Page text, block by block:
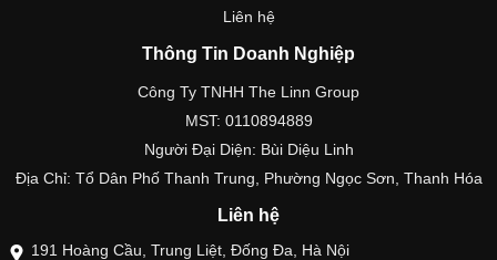
Liên hệ
Thông Tin Doanh Nghiệp
Công Ty TNHH The Linn Group
MST: 0110894889
Người Đại Diện: Bùi Diệu Linh
Địa Chỉ: Tổ Dân Phố Thanh Trung, Phường Ngọc Sơn, Thanh Hóa
Liên hệ
191 Hoàng Cầu, Trung Liệt, Đống Đa, Hà Nội